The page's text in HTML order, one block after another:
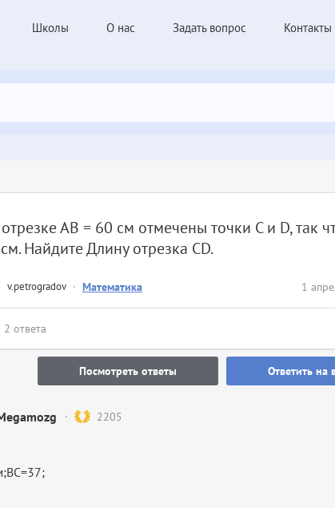
Школы О нас Задать вопрос Контакты
v.petrogradov · Математика 1
АВ = 60 см отмечены точки С и D, так
Найдите Длину отрезка CD.
2 ответа
Посмотреть ответы Ответить на
2205